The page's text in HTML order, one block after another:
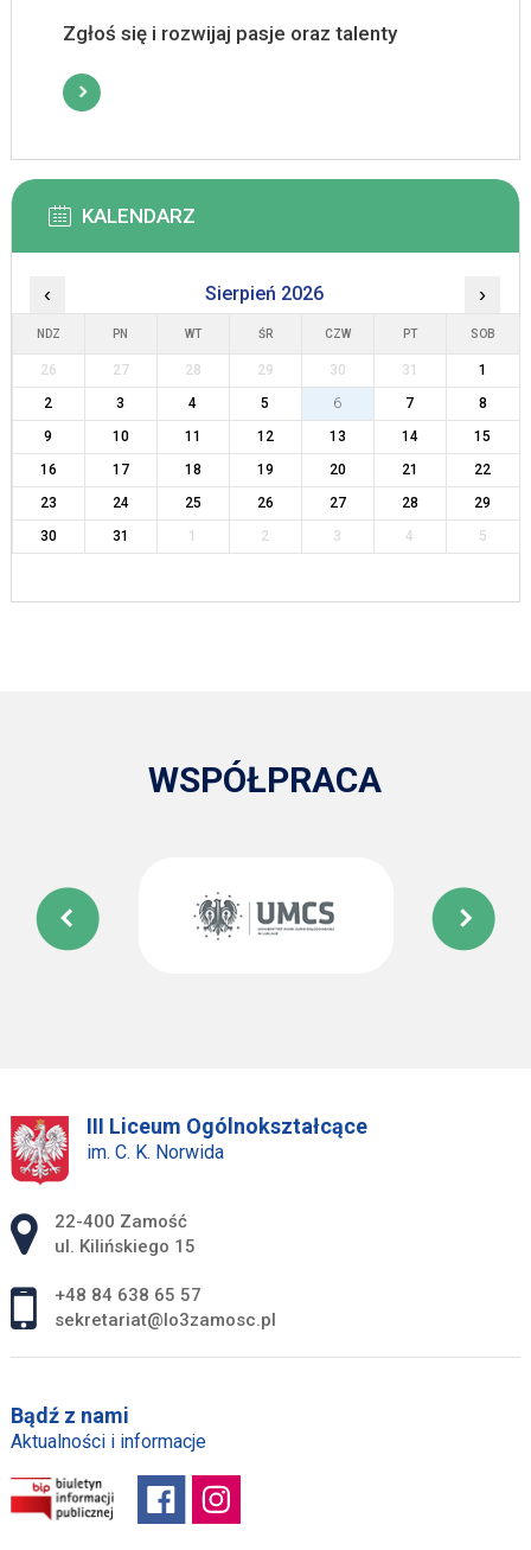
Zgłoś się i rozwijaj pasje oraz talenty
KALENDARZ
‹ Sierpień 2026 ›
NDZ PN WT ŚR CZW PT SOB
26 27 28 29 30 31
1
2
3 4 5 6 7
8
9
10 11 12 13 14
15
16
17 18 19 20 21
22
23
24 25 26 27 28
29
30
31 1 2 3 4 5
WSPÓŁPRACA
III Liceum Ogólnokształcące
im. C. K. Norwida
Adres pocztowy:
22-400 Zamość
ul. Kilińskiego 15
+48 84 638 65 57
sekretariat@lo3zamosc.pl
Bądź z nami
Aktualności i informacje